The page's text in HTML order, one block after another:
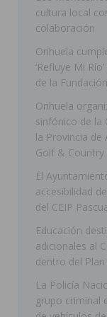
[
[
[
[
[
[
cultura local
colaboración
Orihuela
‘Refluye Mi
de la
Orihuela
sinfónico de la
la Provincia de
Golf & Country
El
accesibilidad
del CEIP
Educación
adicionales al
dentro del
La Policía
grupo criminal